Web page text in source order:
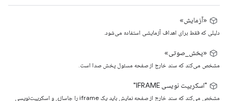
«آزمایش»
دلیلی که فقط برای اهداف آزمایشی استفاده می‌شود.
«پخش_صوتی»
مشخص می‌کند که سند خارج از صفحه مسئول پخش صدا است.
"اسکریپت نویسی IFRAME"
مشخص می‌کند که سند خارج از صفحه نمایش باید یک iframe را جاسازی و اسکریپت‌نویسی